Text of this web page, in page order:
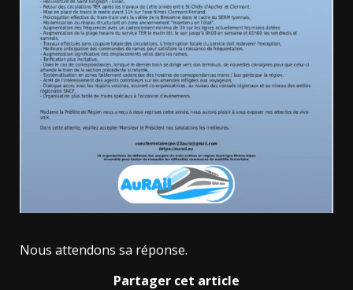
Nous attendons sa réponse.
Partager cet article